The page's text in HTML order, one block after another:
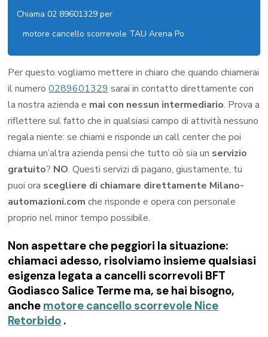
Chiama 02 89601329 per
motore cancello scorrevole TAU Arena Po
Per questo vogliamo mettere in chiaro che quando chiamerai
il numero0289601329 sarai in contatto direttamente con
la nostra azienda e mai con nessun intermediario. Prova a
riflettere sul fatto che in qualsiasi campo di attività nessuno
regala niente: se chiami e risponde un call center che poi
chiama un’altra azienda pensi che tutto ciò sia un servizio
gratuito? NO. Questi servizi di pagano, giustamente, tu
puoi ora scegliere di chiamare direttamente Milano-
automazioni.com che risponde e opera con personale
proprio nel minor tempo possibile.
Non aspettare che peggiori la situazione:
chiamaci adesso, risolviamo insieme qualsiasi
esigenza legata a cancelli scorrevoli BFT
Godiasco Salice Terme ma, se hai bisogno,
anche motore cancello scorrevole Nice
Retorbido .